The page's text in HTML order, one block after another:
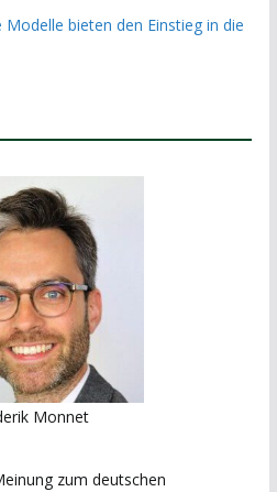
bieten den Einstieg in die
Monnet
zum deutschen